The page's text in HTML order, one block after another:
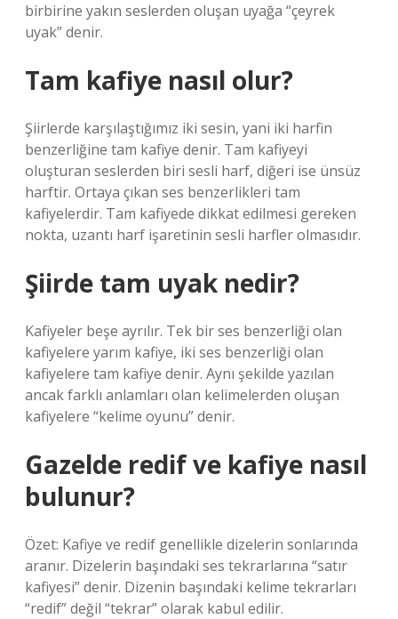
birbirine yakın seslerden oluşan uyağa “çeyrek
uyak” denir.
Tam kafiye nasıl olur?
Şiirlerde karşılaştığımız iki sesin, yani iki harfin
benzerliğine tam kafiye denir. Tam kafiyeyi
oluşturan seslerden biri sesli harf, diğeri ise ünsüz
harftir. Ortaya çıkan ses benzerlikleri tam
kafiyelerdir. Tam kafiyede dikkat edilmesi gereken
nokta, uzantı harf işaretinin sesli harfler olmasıdır.
Şiirde tam uyak nedir?
Kafiyeler beşe ayrılır. Tek bir ses benzerliği olan
kafiyelere yarım kafiye, iki ses benzerliği olan
kafiyelere tam kafiye denir. Aynı şekilde yazılan
ancak farklı anlamları olan kelimelerden oluşan
kafiyelere “kelime oyunu” denir.
Gazelde redif ve kafiye nasıl
bulunur?
Özet: Kafiye ve redif genellikle dizelerin sonlarında
aranır. Dizelerin başındaki ses tekrarlarına “satır
kafiyesi” denir. Dizenin başındaki kelime tekrarları
“redif” değil “tekrar” olarak kabul edilir.